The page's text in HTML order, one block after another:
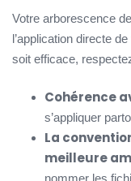
Votre arborescence
l’application directe
soit efficace,
Cohérence
s’appliquer
La
meilleure